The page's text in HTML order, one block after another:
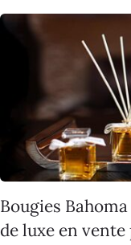
Bougies
de luxe en